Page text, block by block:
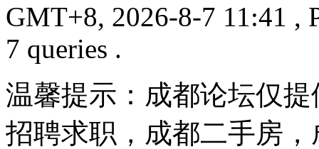
GMT+8, 2026-8-7 11:41 ,
7 queries .
温馨提示：成都论坛仅
招聘求职，成都二手房